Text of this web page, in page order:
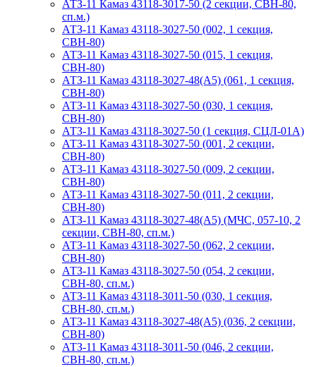
АТЗ-11 Камаз 43118-3017-50 (2 секции, СВН-80,
сп.м.)
АТЗ-11 Камаз 43118-3027-50 (002, 1 секция,
СВН-80)
АТЗ-11 Камаз 43118-3027-50 (015, 1 секция,
СВН-80)
АТЗ-11 Камаз 43118-3027-48(A5) (061, 1 секция,
СВН-80)
АТЗ-11 Камаз 43118-3027-50 (030, 1 секция,
СВН-80)
АТЗ-11 Камаз 43118-3027-50 (1 секция, СЦЛ-01А)
АТЗ-11 Камаз 43118-3027-50 (001, 2 секции,
СВН-80)
АТЗ-11 Камаз 43118-3027-50 (009, 2 секции,
СВН-80)
АТЗ-11 Камаз 43118-3027-50 (011, 2 секции,
СВН-80)
АТЗ-11 Камаз 43118-3027-48(A5) (МЧС, 057-10, 2
секции, СВН-80, сп.м.)
АТЗ-11 Камаз 43118-3027-50 (062, 2 секции,
СВН-80)
АТЗ-11 Камаз 43118-3027-50 (054, 2 секции,
СВН-80, сп.м.)
АТЗ-11 Камаз 43118-3011-50 (030, 1 секция,
СВН-80, сп.м.)
АТЗ-11 Камаз 43118-3027-48(A5) (036, 2 секции,
СВН-80)
АТЗ-11 Камаз 43118-3011-50 (046, 2 секции,
СВН-80, сп.м.)